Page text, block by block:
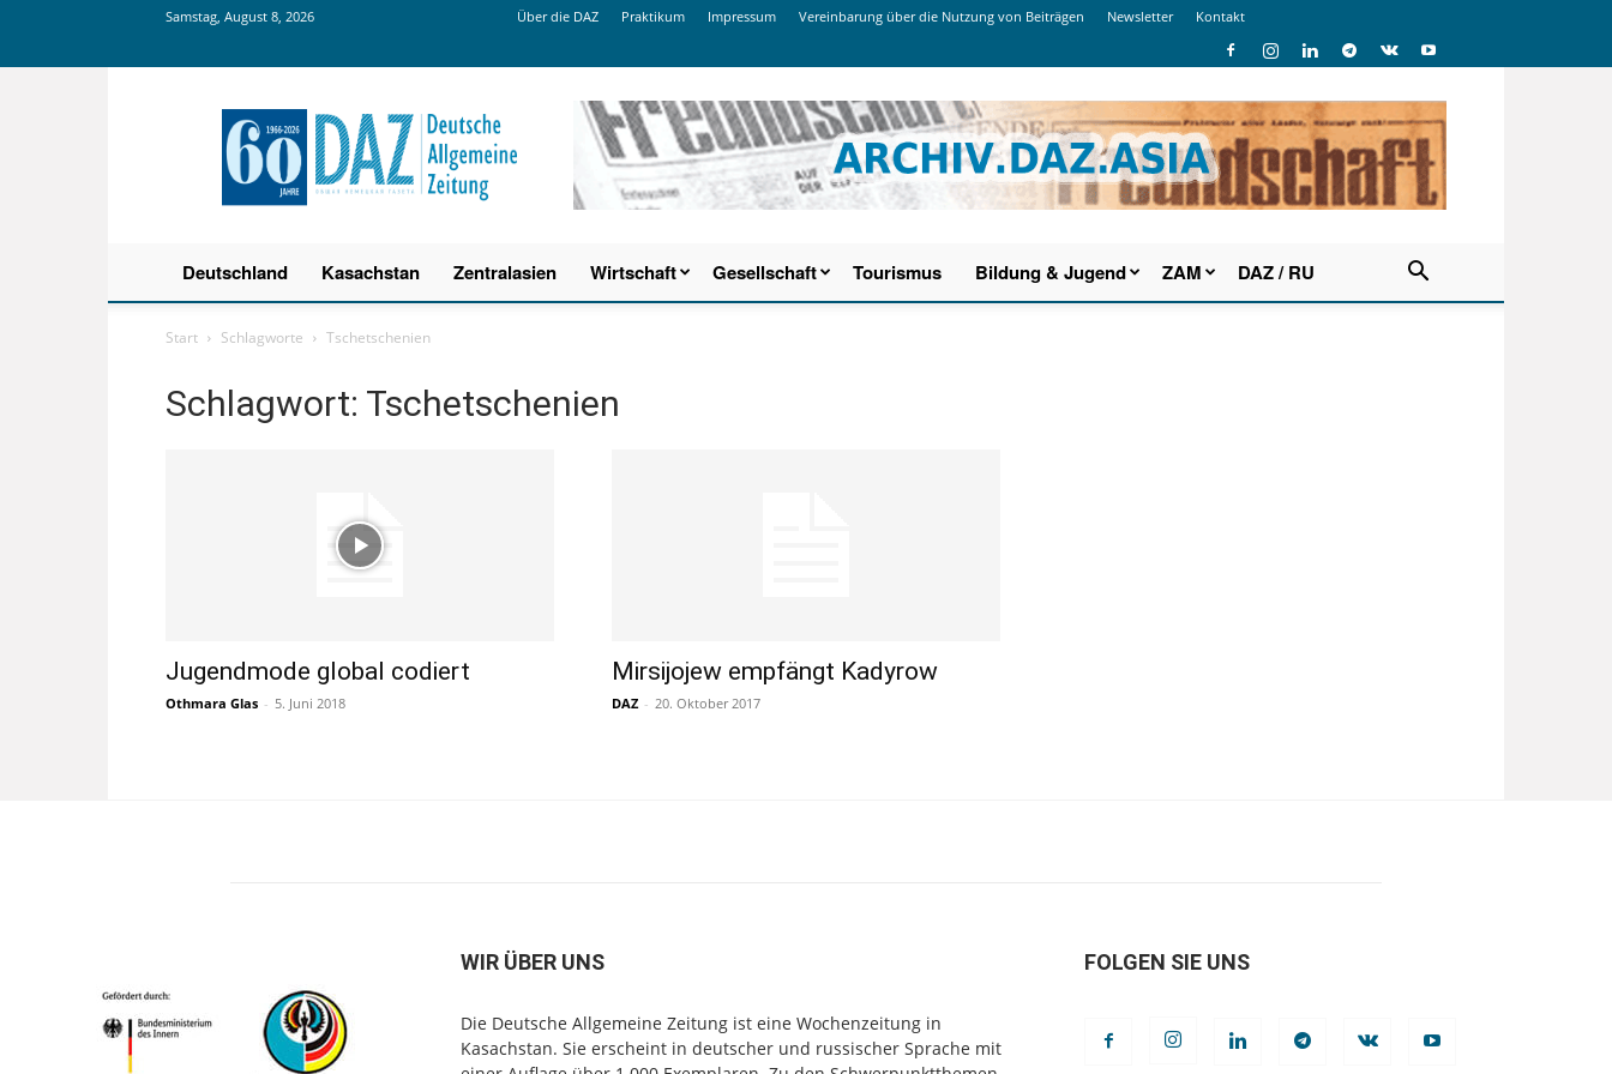
Samstag, August 8, 2026 Über die DAZ Praktikum Impressum Vereinbarung über die Nutzung von Beiträgen Newsletter Kontakt
Deutsche
Allgemeine
Zeitung
Deutschland Kasachstan Zentralasien Wirtschaft Gesellschaft Tourismus Bildung & Jugend ZAM DAZ / RU
Start Schlagworte Tschetschenien
Schlagwort: Tschetschenien
Jugendmode global codiert
Othmara Glas - 5. Juni 2018
Mirsijojew empfängt Kadyrow
DAZ - 20. Oktober 2017
WIR ÜBER UNS
Die Deutsche Allgemeine Zeitung ist eine Wochenzeitung in
Kasachstan. Sie erscheint in deutscher und russischer Sprache mit
FOLGEN SIE UNS